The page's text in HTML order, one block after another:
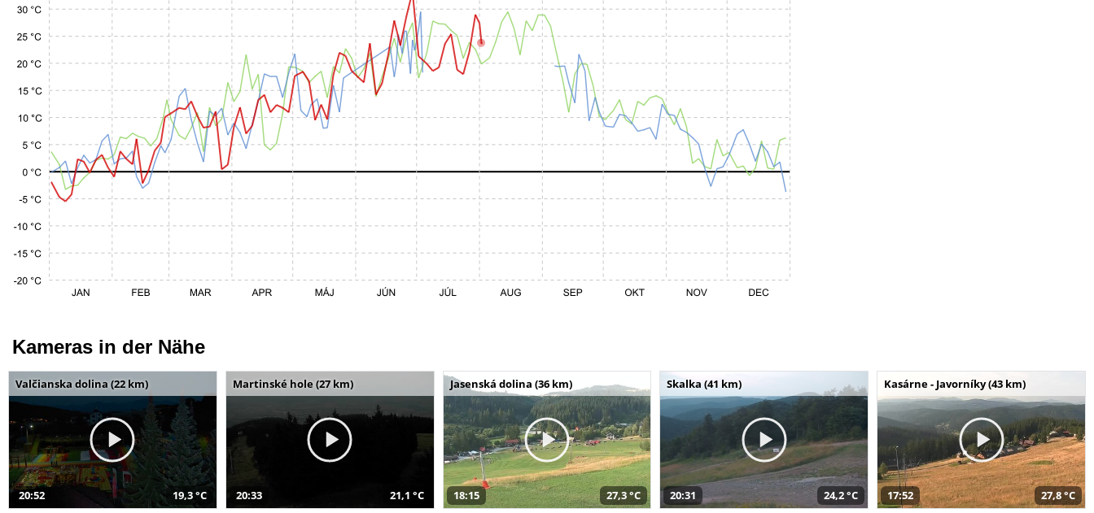
Kameras in der Nähe
Valčianska dolina (22 km)
20:52 19,3 °C
Martinské hole (27 km)
20:33 21,1 °C
Jasenská dolina (36 km)
18:15 27,3 °C
Skalka (41 km)
20:31 24,2 °C
Kasárne - Javorníky (43 km)
17:52 27,8 °C